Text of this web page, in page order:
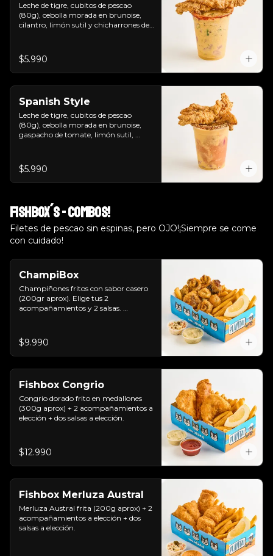
Leche de tigre, cubitos de pescao
(80g), cebolla morada en brunoise,
cilantro, limón sutil y chicharrones de
$5.990
Spanish Style
Leche de tigre, cubitos de pescao
(80g), cebolla morada en brunoise,
gaspacho de tomate, limón sutil,
$5.990
Fishbox´s - Combos!
Filetes de pescao sin espinas, pero OJO!¡Siempre se come
con cuidado!
ChampiBox
Champiñones fritos con sabor casero
(200gr aprox). Elige tus 2
acompañamientos y 2 salsas.
$9.990
Fishbox Congrio
Congrio dorado frito en medallones
(300g aprox) + 2 acompañamientos a
elección + dos salsas a elección.
$12.990
Fishbox Merluza Austral
Merluza Austral frita (200g aprox) + 2
acompañamientos a elección + dos
salsas a elección.